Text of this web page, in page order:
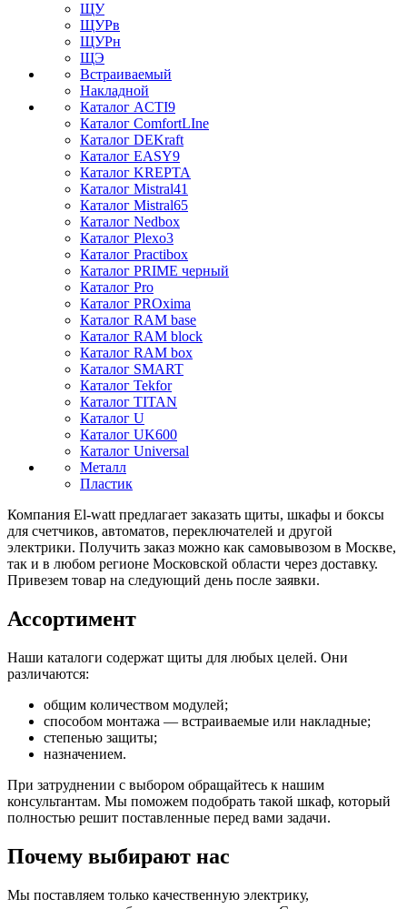
ЩУ
ЩУРв
ЩУРн
ЩЭ
Встраиваемый
Накладной
Каталог ACTI9
Каталог ComfortLIne
Каталог DEKraft
Каталог EASY9
Каталог KREPTA
Каталог Mistral41
Каталог Mistral65
Каталог Nedbox
Каталог Plexo3
Каталог Practibox
Каталог PRIME черный
Каталог Pro
Каталог PROxima
Каталог RAM base
Каталог RAM block
Каталог RAM box
Каталог SMART
Каталог Tekfor
Каталог TITAN
Каталог U
Каталог UK600
Каталог Universal
Металл
Пластик
Компания El-watt предлагает заказать щиты, шкафы и боксы
для счетчиков, автоматов, переключателей и другой
электрики. Получить заказ можно как самовывозом в Москве,
так и в любом регионе Московской области через доставку.
Привезем товар на следующий день после заявки.
Ассортимент
Наши каталоги содержат щиты для любых целей. Они
различаются:
общим количеством модулей;
способом монтажа — встраиваемые или накладные;
степенью защиты;
назначением.
При затруднении с выбором обращайтесь к нашим
консультантам. Мы поможем подобрать такой шкаф, который
полностью решит поставленные перед вами задачи.
Почему выбирают нас
Мы поставляем только качественную электрику,